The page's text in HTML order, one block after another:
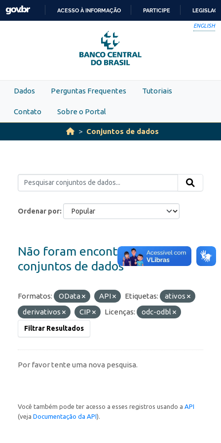
Skip to main content
PARA
O
CONTEÚDO
ACESSO À INFORMAÇÃO PARTICIPE
ENGLISH
Dados Perguntas Frequentes Tutoriais
Contato Sobre o Portal
Conjuntos de dados
Ordenar por
Não foram encontrados
conjuntos de dados
Formatos: OData API Etiquetas:
ativos
derivativos
CIP Licenças: odc-odbl
Filtrar Resultados
Por favor tente uma nova pesquisa.
Você também pode ter acesso a esses registros usando a API
(veja Documentação da API).